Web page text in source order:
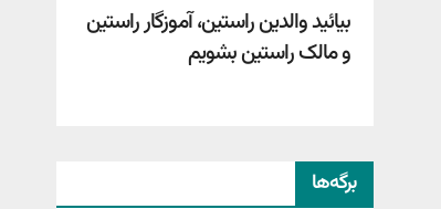
بیائید والدین راستین، آموزگار راستین
و مالک راستین بشویم
برگه‌ها